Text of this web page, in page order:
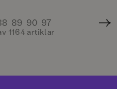
89 90 97
1164 artiklar